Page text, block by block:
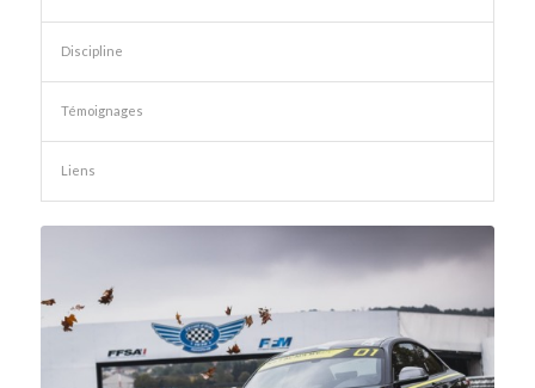
Discipline
Témoignages
Liens